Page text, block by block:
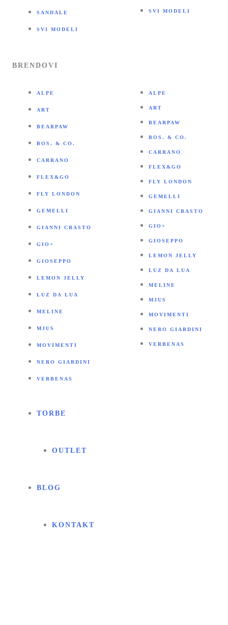
SANDALE
SVI MODELI
SVI MODELI
BRENDOVI
ALPE
ART
BEARPAW
BOS. & CO.
CARRANO
FLEX&GO
FLY LONDON
GEMELLI
GIANNI CRASTO
GIO+
GIOSEPPO
LEMON JELLY
LUZ DA LUA
MELINE
MJUS
MOVIMENTI
NERO GIARDINI
VERBENAS
ALPE
ART
BEARPAW
BOS. & CO.
CARRANO
FLEX&GO
FLY LONDON
GEMELLI
GIANNI CRASTO
GIO+
GIOSEPPO
LEMON JELLY
LUZ DA LUA
MELINE
MJUS
MOVIMENTI
NERO GIARDINI
VERBENAS
TORBE
OUTLET
BLOG
KONTAKT